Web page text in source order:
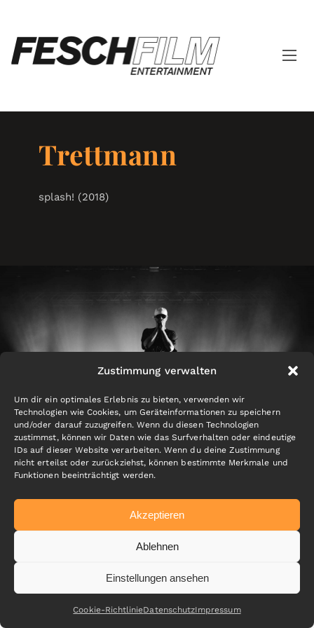
Zustimmung verwalten
Um dir ein optimales Erlebnis zu bieten, verwenden wir
Technologien wie Cookies, um Geräteinformationen zu speichern
und/oder darauf zuzugreifen. Wenn du diesen Technologien
zustimmst, können wir Daten wie das Surfverhalten oder eindeutige
IDs auf dieser Website verarbeiten. Wenn du deine Zustimmung
nicht erteilst oder zurückziehst, können bestimmte Merkmale und
Funktionen beeinträchtigt werden.
Akzeptieren
Ablehnen
Einstellungen ansehen
Cookie-RichtlinieDatenschutzImpressum
Trettmann
splash! (2018)
2020 © Feschfilm ·Impressum